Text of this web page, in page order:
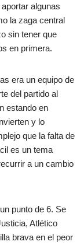
algunas
la zaga central
sin tener que
en primera.
era un equipo de
del partido al
estando en
y lo
que la falta de
es un tema
a un cambio
punto de 6. Se
Atlético
brava en el peor